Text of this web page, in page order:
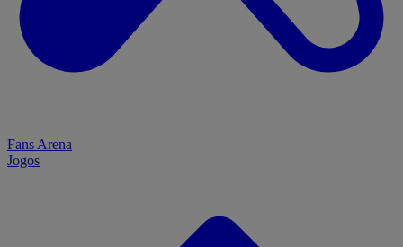
Fans Arena
Jogos